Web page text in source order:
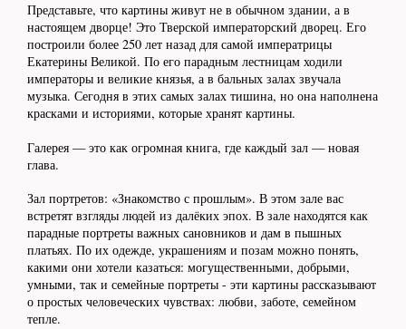
Представьте, что картины живут не в обычном здании, а в
настоящем дворце! Это Тверской императорский дворец. Его
построили более 250 лет назад для самой императрицы
Екатерины Великой. По его парадным лестницам ходили
императоры и великие князья, а в бальных залах звучала
музыка. Сегодня в этих самых залах тишина, но она наполнена
красками и историями, которые хранят картины.
Галерея — это как огромная книга, где каждый зал — новая
глава.
Зал портретов: «Знакомство с прошлым». В этом зале вас
встретят взгляды людей из далёких эпох. В зале находятся как
парадные портреты важных сановников и дам в пышных
платьях. По их одежде, украшениям и позам можно понять,
какими они хотели казаться: могущественными, добрыми,
умными, так и семейные портреты - эти картины рассказывают
о простых человеческих чувствах: любви, заботе, семейном
тепле.